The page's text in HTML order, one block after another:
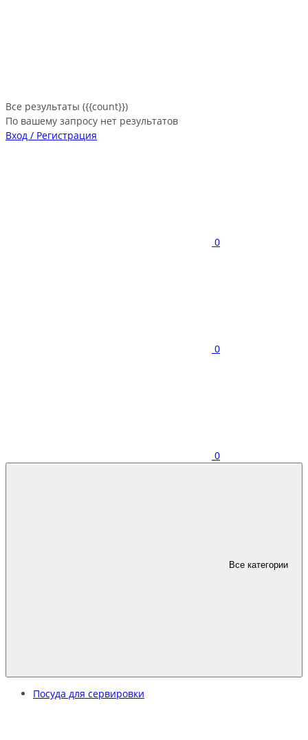
Все результаты ({{count}})
По вашему запросу нет результатов
Вход / Регистрация
0
0
0
Все категории
Посуда для сервировки